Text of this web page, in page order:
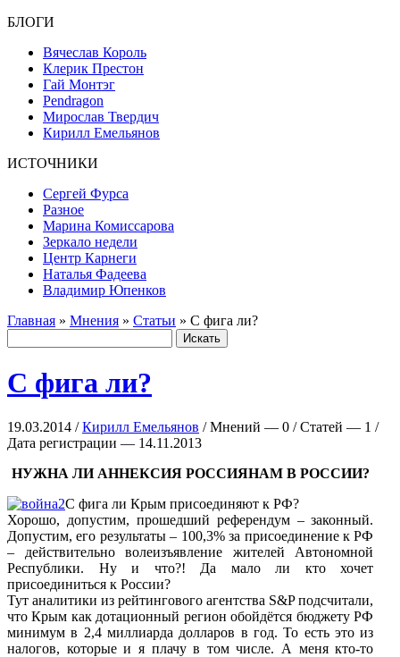
БЛОГИ
Вячеслав Король
Клерик Престон
Гай Монтэг
Pendragon
Мирослав Твердич
Кирилл Емельянов
ИСТОЧНИКИ
Сергей Фурса
Разное
Марина Комиссарова
Зеркало недели
Центр Карнеги
Наталья Фадеева
Владимир Юпенков
Главная » Мнения » Статьи » С фига ли?
С фига ли?
19.03.2014 /Кирилл Емельянов / Мнений — 0 / Статей — 1 /
Дата регистрации — 14.11.2013
НУЖНА ЛИ АННЕКСИЯ РОССИЯНАМ В РОССИИ?
C фига ли Крым присоединяют к РФ?
Хорошо, допустим, прошедший референдум – законный.
Допустим, его результаты – 100,3% за присоединение к РФ
– действительно волеизъявление жителей Автономной
Республики. Ну и что?! Да мало ли кто хочет
присоединиться к России?
Тут аналитики из рейтингового агентства S&P подсчитали,
что Крым как дотационный регион обойдётся бюджету РФ
минимум в 2,4 миллиарда долларов в год. То есть это из
налогов, которые и я плачу в том числе. А меня кто-то